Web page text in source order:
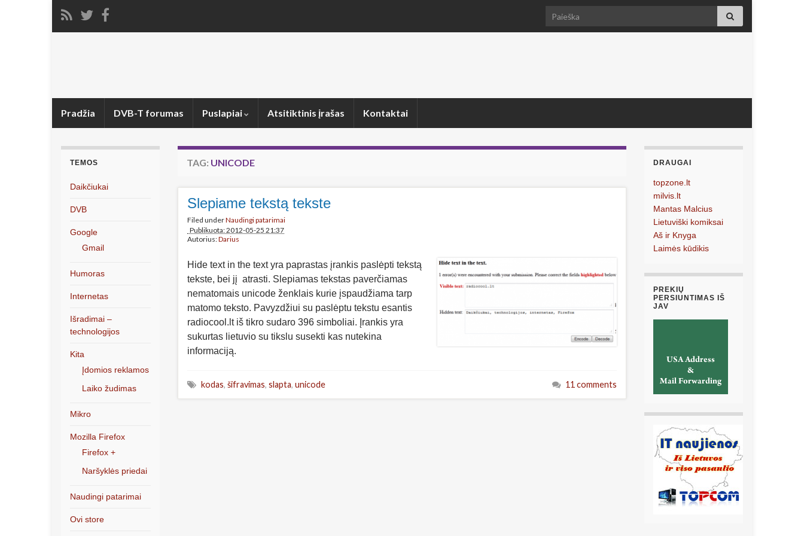
Search for:
Pradžia DVB-T forumas Puslapiai Atsitiktinis įrašas Kontaktai
TAG: UNICODE
Slepiame tekstą tekste
Filed underNaudingi patarimai
Publikuota: 2012-05-25 21:37
Autorius:Darius
Hide text in the text yra paprastas įrankis paslėpti tekstą
tekste, bei jį atrasti. Slepiamas tekstas paverčiamas
nematomais unicode ženklais kurie įspaudžiama tarp
matomo teksto. Pavyzdžiui su paslėptu tekstu esantis
radioco ​ ​​​​​ ​​​​ ​ ​ ​​ ​​​​ ​ ​​​ ​​ ​ ​​​​​​​​ ​​​ ​​ ​ ​ ​​ ​ ​​ ​ ​​ ​ ​ ​ ​ ​​ ​ ​ ​​​​​​​​ ​​​​ ​ ​ ​​​​​ ol.lt iš tikro sudaro 396 simboliai. Įrankis yra
sukurtas lietuvio su tikslu susekti kas nutekina
informaciją.
kodas, šifravimas, slapta, unicode 11 comments
TEMOS
Daikčiukai
DVB
Google
Gmail
Humoras
Internetas
Išradimai –
technologijos
Kita
Įdomios reklamos
Laiko žudimas
Mikro
Mozilla Firefox
Firefox +
Naršyklės priedai
Naudingi patarimai
Ovi store
DRAUGAI
topzone.lt
milvis.lt
Mantas Malcius
Lietuviški komiksai
Aš ir Knyga
Laimės kūdikis
PREKIŲ
PERSIUNTIMAS IŠ
JAV